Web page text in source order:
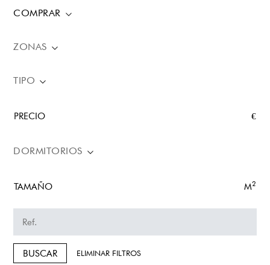
COMPRAR
ZONAS
TIPO
PRECIO €
DORMITORIOS
TAMAÑO M2
BUSCAR ELIMINAR FILTROS